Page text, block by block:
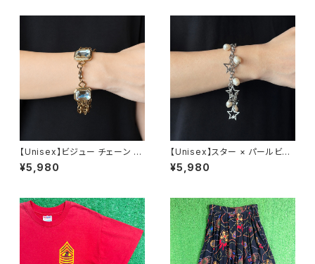
【Unisex】ビジュー チェーン ブ
レスレット / 古着 アクセサリー
N0737
¥5,980
【Unisex】スター × パールビー
ズ チャーム チェーン ブレスレッ
ト / 古着 アクセサリー N1109
¥5,980